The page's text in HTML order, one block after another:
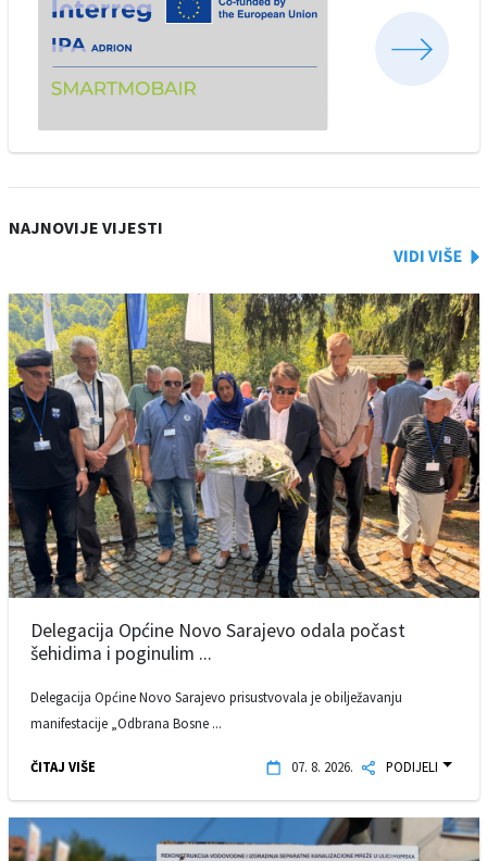
NAJNOVIJE VIJESTI
Delegacija Općine Novo Sarajevo odala počast
šehidima i poginulim ...
Delegacija Općine Novo Sarajevo prisustvovala je obilježavanju
manifestacije „Odbrana Bosne ...
ČITAJ VIŠE 07. 8. 2026. PODIJELI